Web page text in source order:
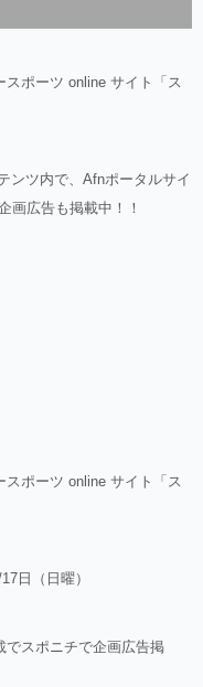
スポーツ online サイト「ス
ンツ内で、Afnポータルサイ
画広告も掲載中！！
スポーツ online サイト「ス
日（日曜）
でスポニチで企画広告掲